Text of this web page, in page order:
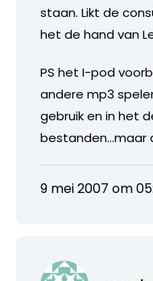
staan. Likt de
het de hand van
PS het I-pod
andere mp3
gebruik en in het
bestanden…maar
9 mei 2007 om